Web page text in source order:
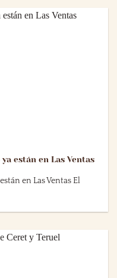
están en Las Ventas
en Las Ventas El